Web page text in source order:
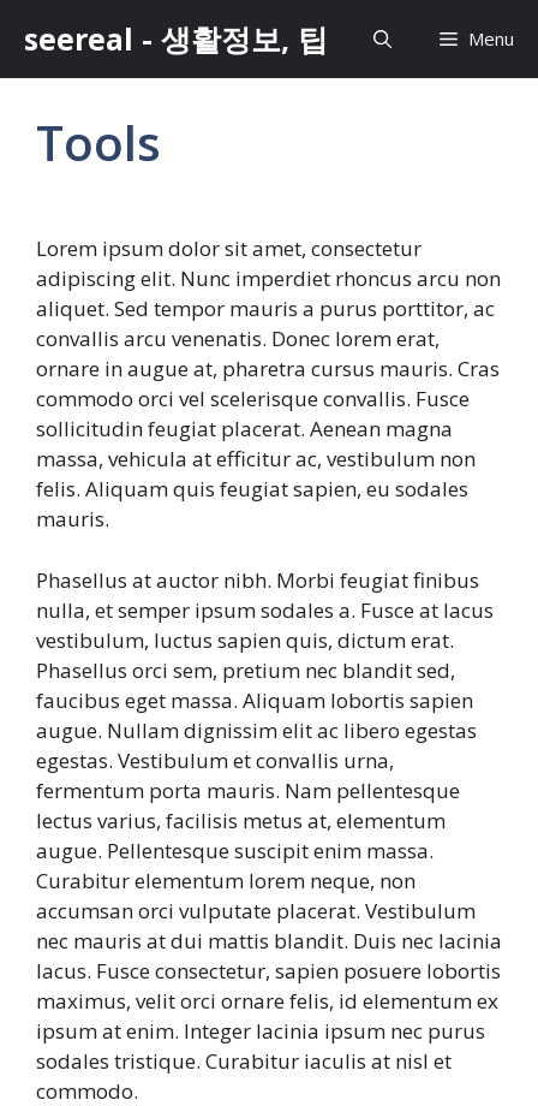
content
seereal - 생활정보, 팁 Menu
Tools
Lorem ipsum dolor sit amet, consectetur
adipiscing elit. Nunc imperdiet rhoncus arcu non
aliquet. Sed tempor mauris a purus porttitor, ac
convallis arcu venenatis. Donec lorem erat,
ornare in augue at, pharetra cursus mauris. Cras
commodo orci vel scelerisque convallis. Fusce
sollicitudin feugiat placerat. Aenean magna
massa, vehicula at efficitur ac, vestibulum non
felis. Aliquam quis feugiat sapien, eu sodales
mauris.
Phasellus at auctor nibh. Morbi feugiat finibus
nulla, et semper ipsum sodales a. Fusce at lacus
vestibulum, luctus sapien quis, dictum erat.
Phasellus orci sem, pretium nec blandit sed,
faucibus eget massa. Aliquam lobortis sapien
augue. Nullam dignissim elit ac libero egestas
egestas. Vestibulum et convallis urna,
fermentum porta mauris. Nam pellentesque
lectus varius, facilisis metus at, elementum
augue. Pellentesque suscipit enim massa.
Curabitur elementum lorem neque, non
accumsan orci vulputate placerat. Vestibulum
nec mauris at dui mattis blandit. Duis nec lacinia
lacus. Fusce consectetur, sapien posuere lobortis
maximus, velit orci ornare felis, id elementum ex
ipsum at enim. Integer lacinia ipsum nec purus
sodales tristique. Curabitur iaculis at nisl et
commodo.